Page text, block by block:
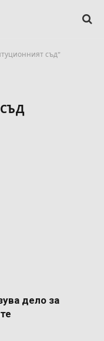
съд"
дело за